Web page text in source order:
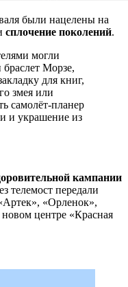
были нацелены на
сплочение поколений.
могли
Морзе,
для книг,
змея или
самолёт-планер
и украшение из
кампании
телемост передали
«Орленок»,
центре «Красная